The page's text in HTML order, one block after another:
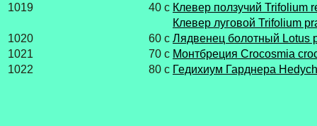
1019 40 с Клевер ползучий Trifolium
Клевер луговой Trifolium
1020
60 с Лядвенец болотный Lotus
1021
70 с Монтбреция Crocosmia
1022
80 с Гедихиум Гарднера